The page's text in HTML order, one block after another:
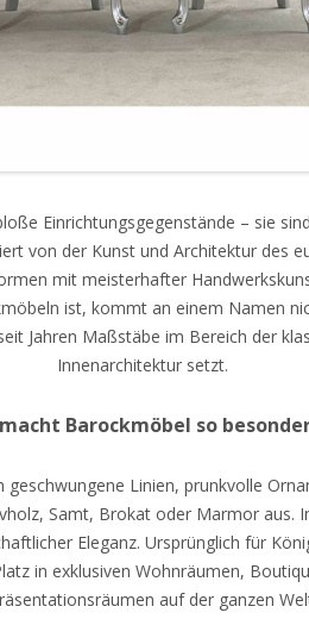
Einrichtungsgegenstände – sie
von der Kunst und Architektur des
mit meisterhafter
ist, kommt an einem Namen
Jahren Maßstäbe im Bereich der
Innenarchitektur setzt.
Barockmöbel so
geschwungene Linien, prunkvolle
Samt, Brokat oder Marmor aus.
Eleganz. Ursprünglich für
in exklusiven Wohnräumen,
auf der ganzen